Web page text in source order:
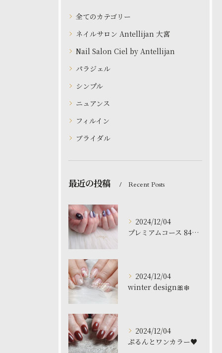
全てのカテゴリー
ネイルサロン Antellijan 大宮
Nail Salon Ciel by Antellijan
パラジェル
シンプル
ニュアンス
フィルイン
ブライダル
最近の投稿 Recent Posts
2024/12/04
プレミアムコース 8480円
2024/12/04
winter design🎀❄️
2024/12/04
ぷるんとワンカラー♥️